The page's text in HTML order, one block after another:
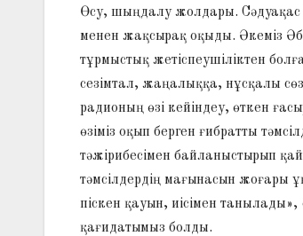
Өсу, шыңдалу жолдары. Сәдуақас
менен жақсырақ оқыды. Әкеміз
тұрмыстық жетіспеушіліктен
сезімтал, жаңалыққа, нұсқалы
радионың өзі кейіндеу, өткен
өзіміз оқып берген ғибратты
тәжірибесімен байланыстырып
тәмсілдердің мағынасын жоғары
піскен қауын, иісімен
қағидатымыз болды.